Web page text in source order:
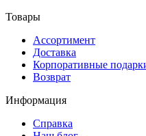
Товары
Ассортимент
Доставка
Корпоративные
Возврат
Информация
Справка